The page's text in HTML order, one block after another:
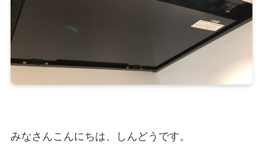
みなさんこんにちは、しんどうです。